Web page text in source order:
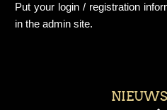
Put your login / registration
in the admin site.